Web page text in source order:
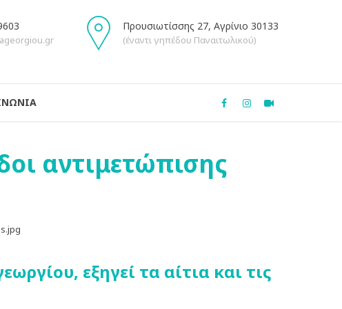
Προυσιωτίσσης 27, Αγρίνιο 30133
(έναντι γηπέδου Παναιτωλικού)
αντιμετώπισης
εξηγεί τα αίτια και τις